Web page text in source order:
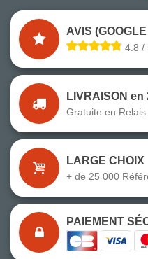
AVIS
4.8 /
LIVRAISON en
Gratuite en
LARGE CHOIX
+ de 25 000
PAIEMENT